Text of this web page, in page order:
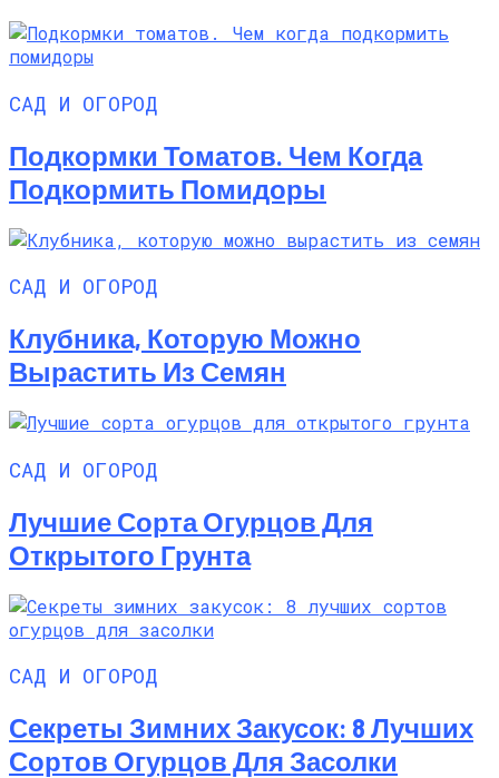
САД И ОГОРОД
Подкормки Томатов. Чем Когда
Подкормить Помидоры
САД И ОГОРОД
Клубника, Которую Можно
Вырастить Из Семян
САД И ОГОРОД
Лучшие Сорта Огурцов Для
Открытого Грунта
САД И ОГОРОД
Секреты Зимних Закусок: 8 Лучших
Сортов Огурцов Для Засолки